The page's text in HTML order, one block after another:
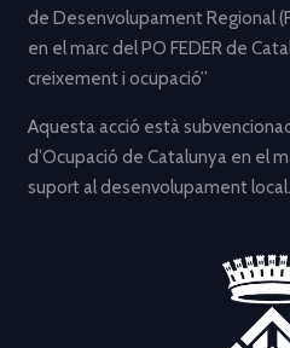
de Desenvolupament Regional
en el marc del PO FEDER de
creixement i ocupació”
Aquesta acció està
d’Ocupació de Catalunya en el
suport al desenvolupament local.